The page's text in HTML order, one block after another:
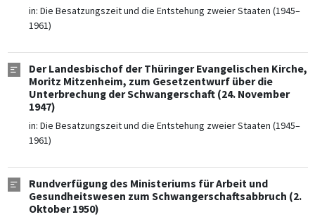
in: Die Besatzungszeit und die Entstehung zweier Staaten (1945–
1961)
Der Landesbischof der Thüringer Evangelischen Kirche,
Moritz Mitzenheim, zum Gesetzentwurf über die
Unterbrechung der Schwangerschaft (24. November
1947)
in: Die Besatzungszeit und die Entstehung zweier Staaten (1945–
1961)
Rundverfügung des Ministeriums für Arbeit und
Gesundheitswesen zum Schwangerschaftsabbruch (2.
Oktober 1950)